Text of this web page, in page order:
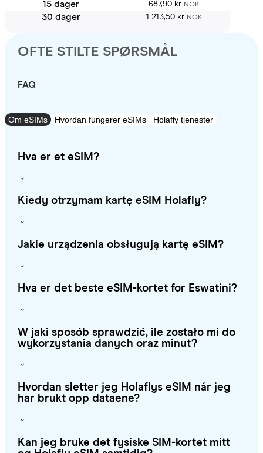
15 dager 687,90 kr NOK
30 dager 1 213,50 kr NOK
OFTE STILTE SPØRSMÅL
FAQ
Om eSIMs Hvordan fungerer eSIMs Holafly tjenester
Hva er et eSIM?
Kiedy otrzymam kartę eSIM Holafly?
Jakie urządzenia obsługują kartę eSIM?
Hva er det beste eSIM-kortet for Eswatini?
W jaki sposób sprawdzić, ile zostało mi do
wykorzystania danych oraz minut?
Hvordan sletter jeg Holaflys eSIM når jeg
har brukt opp dataene?
Kan jeg bruke det fysiske SIM-kortet mitt